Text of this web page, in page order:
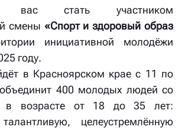
вас стать участником
смены «Спорт и здоровый образ
инициативной молодёжи
году.
в Красноярском крае с 11 по
400 молодых людей со
в возрасте от 18 до 35 лет:
целеустремлённую